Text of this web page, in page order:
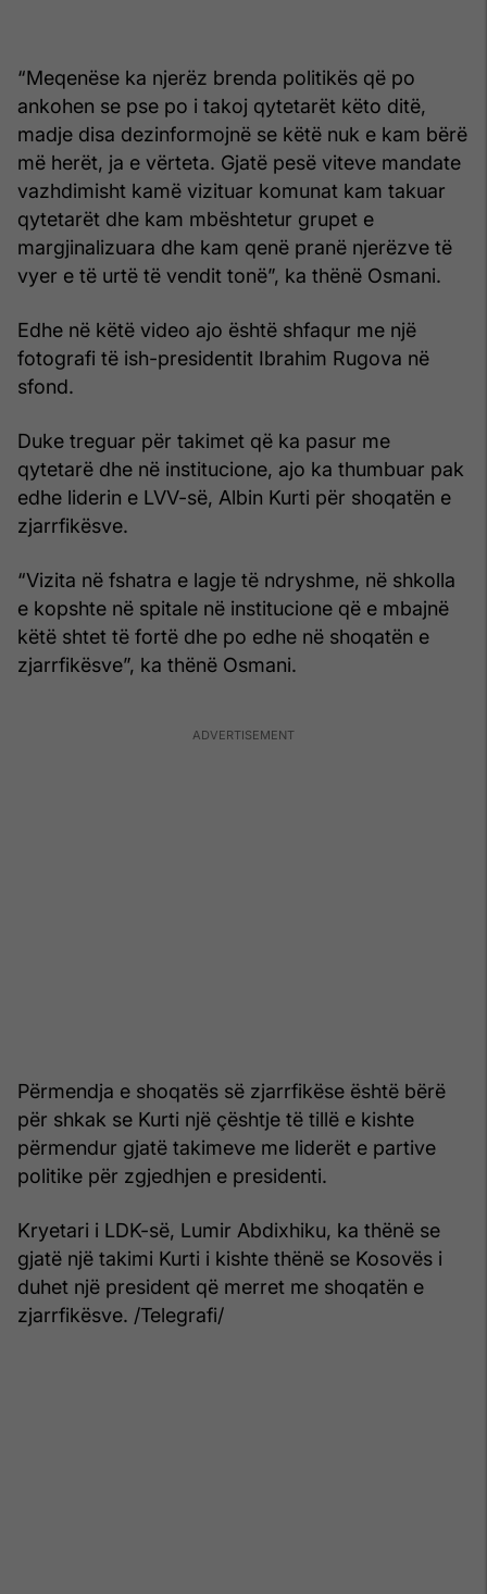
“Meqenëse ka njerëz brenda politikës që po
ankohen se pse po i takoj qytetarët këto ditë,
madje disa dezinformojnë se këtë nuk e kam bërë
më herët, ja e vërteta. Gjatë pesë viteve mandate
vazhdimisht kamë vizituar komunat kam takuar
qytetarët dhe kam mbështetur grupet e
margjinalizuara dhe kam qenë pranë njerëzve të
vyer e të urtë të vendit tonë”, ka thënë Osmani.
Edhe në këtë video ajo është shfaqur me një
fotografi të ish-presidentit Ibrahim Rugova në
sfond.
Duke treguar për takimet që ka pasur me
qytetarë dhe në institucione, ajo ka thumbuar pak
edhe liderin e LVV-së, Albin Kurti për shoqatën e
zjarrfikësve.
“Vizita në fshatra e lagje të ndryshme, në shkolla
e kopshte në spitale në institucione që e mbajnë
këtë shtet të fortë dhe po edhe në shoqatën e
zjarrfikësve”, ka thënë Osmani.
Përmendja e shoqatës së zjarrfikëse është bërë
për shkak se Kurti një çështje të tillë e kishte
përmendur gjatë takimeve me liderët e partive
politike për zgjedhjen e presidenti.
Kryetari i LDK-së, Lumir Abdixhiku, ka thënë se
gjatë një takimi Kurti i kishte thënë se Kosovës i
duhet një president që merret me shoqatën e
zjarrfikësve. /Telegrafi/